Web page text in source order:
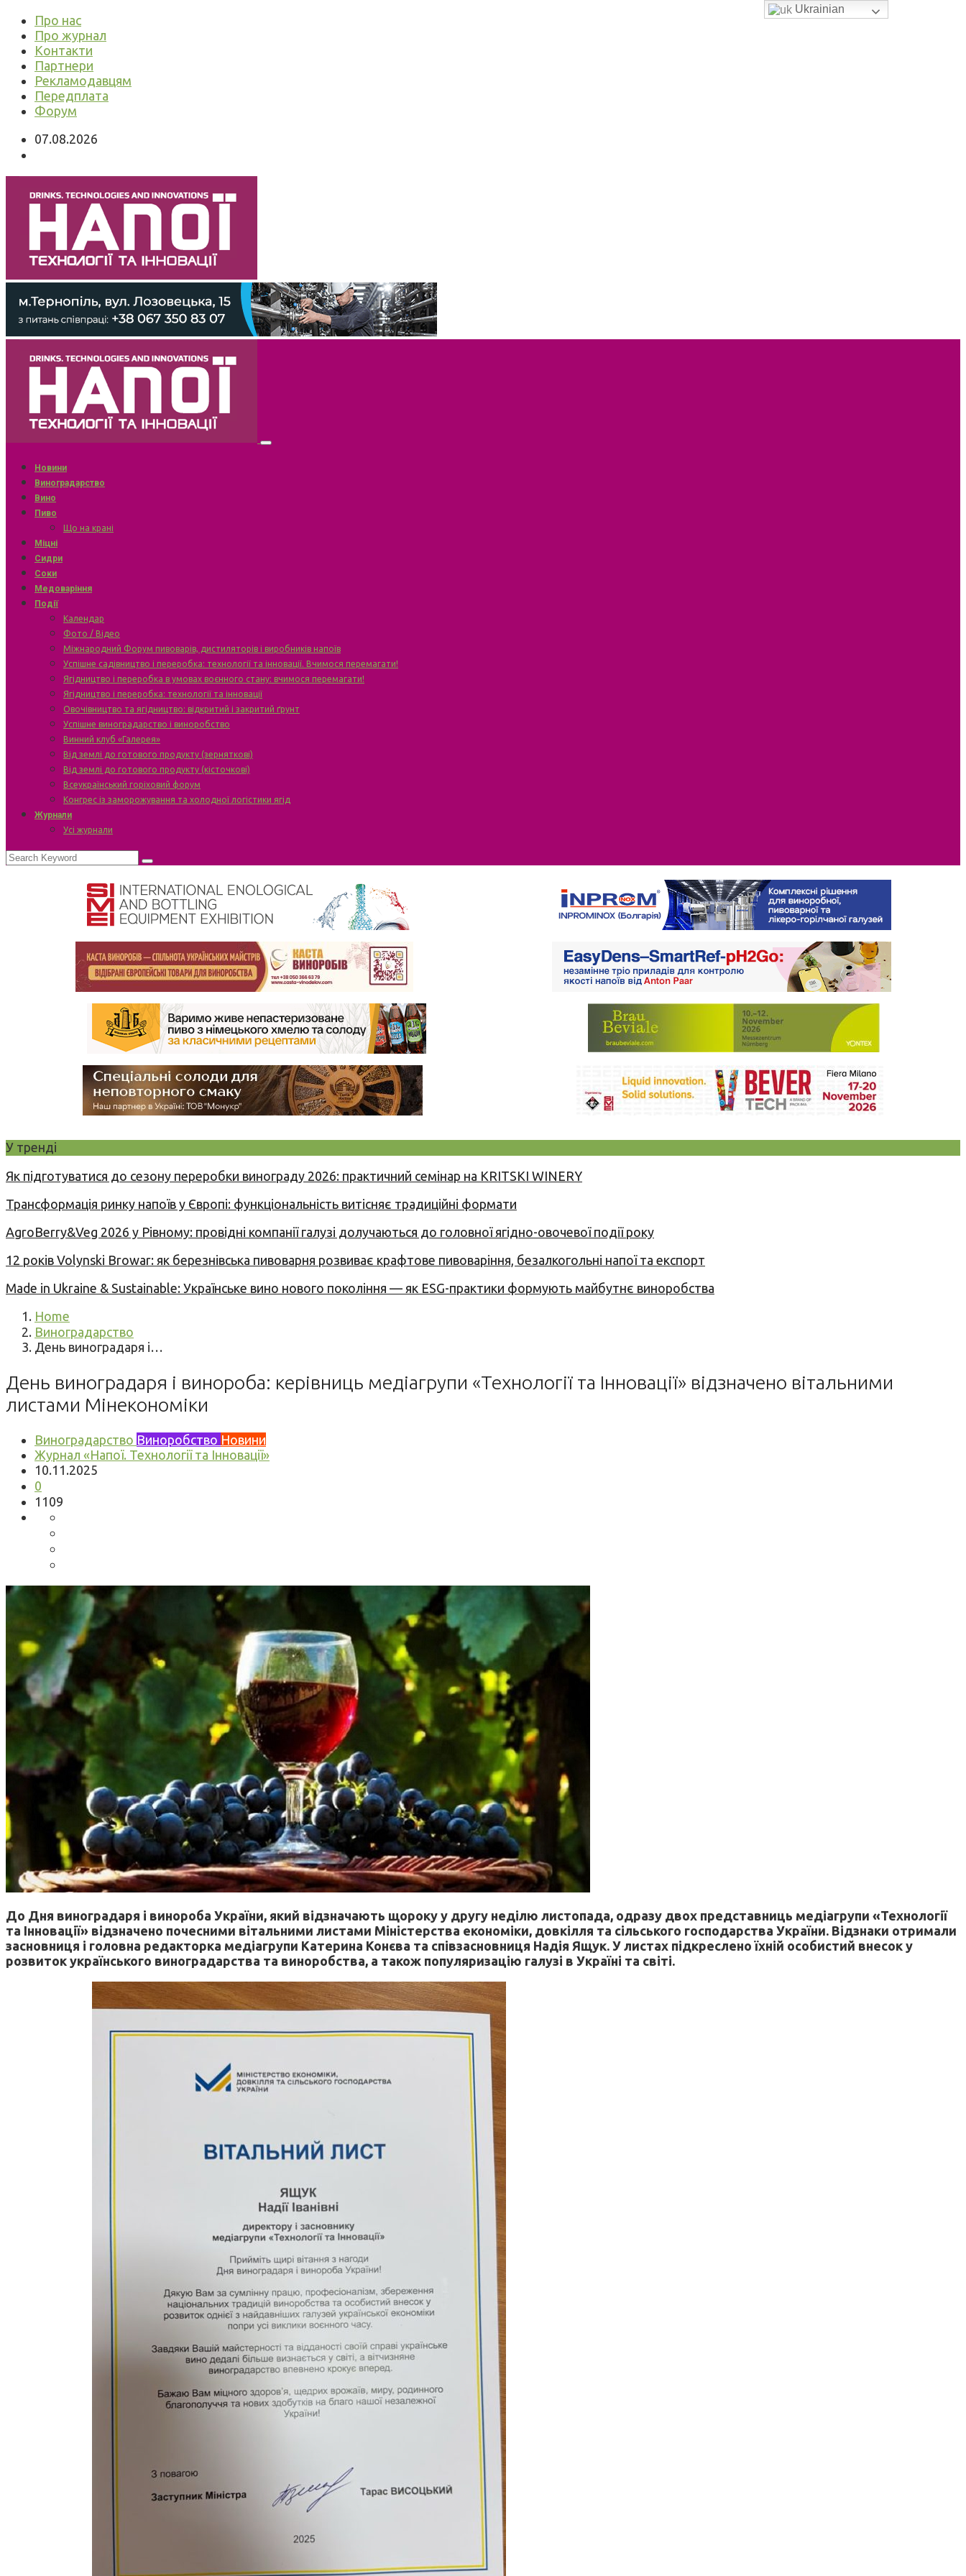
Про нас
Про журнал
Контакти
Партнери
Рекламодавцям
Передплата
Форум
07.08.2026
Новини
Виноградарство
Вино
Пиво
Що на крані
Міцні
Сидри
Соки
Медоваріння
Події
Календар
Фото / Відео
Міжнародний Форум пивоварів, дистиляторів і виробників напоїв
Успішне садівництво і переробка: технології та інновації. Вчимося перемагати!
Ягідництво і переробка в умовах воєнного стану: вчимося перемагати!
Ягідництво і переробка: технології та інновації
Овочівництво та ягідництво: відкритий і закритий ґрунт
Успішне виноградарство і виноробство
Винний клуб «Галерея»
Від землі до готового продукту (зерняткові)
Від землі до готового продукту (кісточкові)
Всеукраїнський горіховий форум
Конгрес із заморожування та холодної логістики ягід
Журнали
Усі журнали
У тренді
Як підготуватися до сезону переробки винограду 2026: практичний семінар на KRITSKI WINERY
Трансформація ринку напоїв у Європі: функціональність витісняє традиційні формати
AgroBerry&Veg 2026 у Рівному: провідні компанії галузі долучаються до головної ягідно-овочевої події року
12 років Volynski Browar: як березнівська пивоварня розвиває крафтове пивоваріння, безалкогольні напої та експорт
Made in Ukraine & Sustainable: Українське вино нового покоління — як ESG-практики формують майбутнє виноробства
Home
Виноградарство
День виноградаря і…
День виноградаря і винороба: керівниць медіагрупи «Технології та Інновації» відзначено вітальними
листами Мінекономіки
Виноградарство Виноробство Новини
Журнал «Напої. Технології та Інновації»
10.11.2025
0
1109
До Дня виноградаря і винороба України, який відзначають щороку у другу неділю листопада, одразу двох представниць медіагрупи «Технології
та Інновації» відзначено почесними вітальними листами Міністерства економіки, довкілля та сільського господарства України. Відзнаки отримали
засновниця і головна редакторка медіагрупи Катерина Конєва та співзасновниця Надія Ящук. У листах підкреслено їхній особистий внесок у
розвиток українського виноградарства та виноробства, а також популяризацію галузі в Україні та світі.
Ukrainian